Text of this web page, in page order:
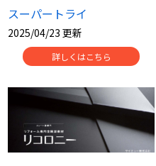
スーパートライ
2025/04/23 更新
詳しくはこちら